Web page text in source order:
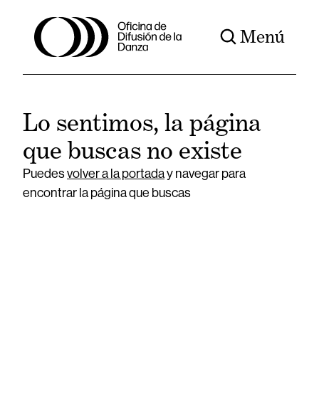
Menú
Lo sentimos, la página
que buscas no existe
Puedesvolver a la portaday navegar para
encontrar la página que buscas